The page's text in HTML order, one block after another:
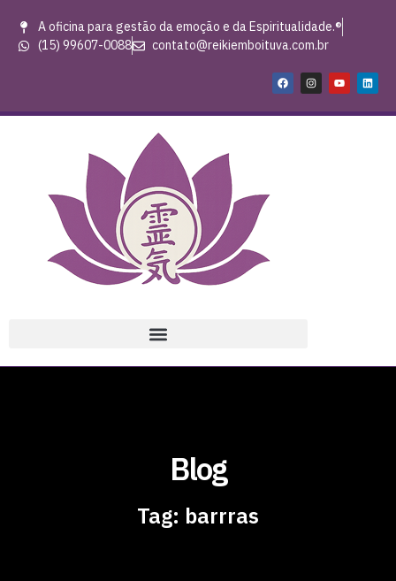
A oficina para gestão da emoção e da Espiritualidade.®
(15) 99607-0088
contato@reikiemboituva.com.br
Blog
Tag: barrras